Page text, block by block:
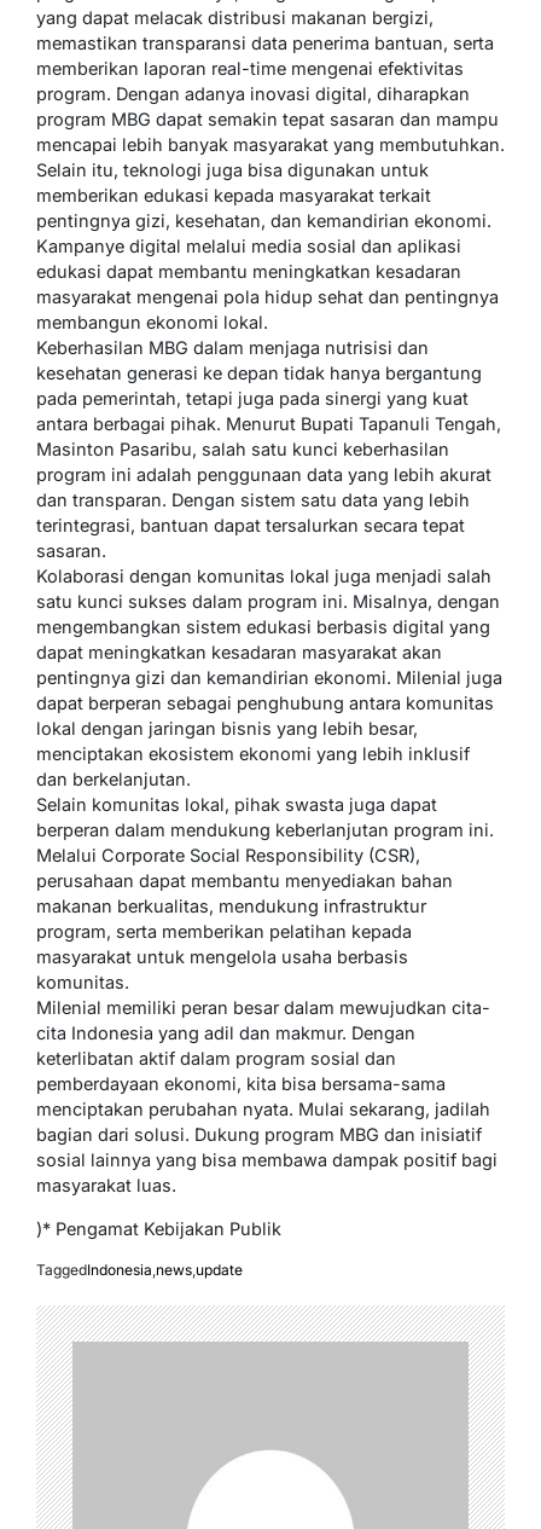
yang dapat melacak distribusi makanan bergizi,
memastikan transparansi data penerima bantuan, serta
memberikan laporan real-time mengenai efektivitas
program. Dengan adanya inovasi digital, diharapkan
program MBG dapat semakin tepat sasaran dan mampu
mencapai lebih banyak masyarakat yang membutuhkan.
Selain itu, teknologi juga bisa digunakan untuk
memberikan edukasi kepada masyarakat terkait
pentingnya gizi, kesehatan, dan kemandirian ekonomi.
Kampanye digital melalui media sosial dan aplikasi
edukasi dapat membantu meningkatkan kesadaran
masyarakat mengenai pola hidup sehat dan pentingnya
membangun ekonomi lokal.
Keberhasilan MBG dalam menjaga nutrisisi dan
kesehatan generasi ke depan tidak hanya bergantung
pada pemerintah, tetapi juga pada sinergi yang kuat
antara berbagai pihak. Menurut Bupati Tapanuli Tengah,
Masinton Pasaribu, salah satu kunci keberhasilan
program ini adalah penggunaan data yang lebih akurat
dan transparan. Dengan sistem satu data yang lebih
terintegrasi, bantuan dapat tersalurkan secara tepat
sasaran.
Kolaborasi dengan komunitas lokal juga menjadi salah
satu kunci sukses dalam program ini. Misalnya, dengan
mengembangkan sistem edukasi berbasis digital yang
dapat meningkatkan kesadaran masyarakat akan
pentingnya gizi dan kemandirian ekonomi. Milenial juga
dapat berperan sebagai penghubung antara komunitas
lokal dengan jaringan bisnis yang lebih besar,
menciptakan ekosistem ekonomi yang lebih inklusif
dan berkelanjutan.
Selain komunitas lokal, pihak swasta juga dapat
berperan dalam mendukung keberlanjutan program ini.
Melalui Corporate Social Responsibility (CSR),
perusahaan dapat membantu menyediakan bahan
makanan berkualitas, mendukung infrastruktur
program, serta memberikan pelatihan kepada
masyarakat untuk mengelola usaha berbasis
komunitas.
Milenial memiliki peran besar dalam mewujudkan cita-
cita Indonesia yang adil dan makmur. Dengan
keterlibatan aktif dalam program sosial dan
pemberdayaan ekonomi, kita bisa bersama-sama
menciptakan perubahan nyata. Mulai sekarang, jadilah
bagian dari solusi. Dukung program MBG dan inisiatif
sosial lainnya yang bisa membawa dampak positif bagi
masyarakat luas.
)* Pengamat Kebijakan Publik
TaggedIndonesia news update